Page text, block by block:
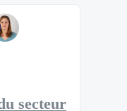
secteur